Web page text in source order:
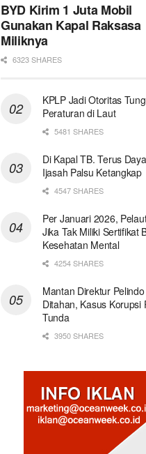
BYD Kirim 1 Juta Mobil
Gunakan Kapal Raksasa
Miliknya
6323 SHARES
KPLP Jadi Otoritas
Peraturan di Laut
5481 SHARES
Di Kapal TB. Terus
Ijasah Palsu Ketangkap
4547 SHARES
Per Januari 2026,
Jika Tak Miliki Sertifikat
Kesehatan Mental
4254 SHARES
Mantan Direktur
Ditahan, Kasus Korupsi
Tunda
3950 SHARES